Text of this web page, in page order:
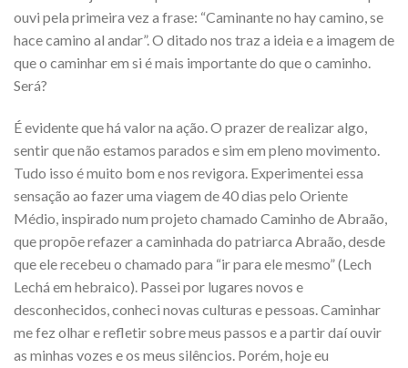
ouvi pela primeira vez a frase: “Caminante no hay camino, se
hace camino al andar”. O ditado nos traz a ideia e a imagem de
que o caminhar em si é mais importante do que o caminho.
Será?
É evidente que há valor na ação. O prazer de realizar algo,
sentir que não estamos parados e sim em pleno movimento.
Tudo isso é muito bom e nos revigora. Experimentei essa
sensação ao fazer uma viagem de 40 dias pelo Oriente
Médio, inspirado num projeto chamado Caminho de Abraão,
que propõe refazer a caminhada do patriarca Abraão, desde
que ele recebeu o chamado para “ir para ele mesmo” (Lech
Lechá em hebraico). Passei por lugares novos e
desconhecidos, conheci novas culturas e pessoas. Caminhar
me fez olhar e refletir sobre meus passos e a partir daí ouvir
as minhas vozes e os meus silêncios. Porém, hoje eu